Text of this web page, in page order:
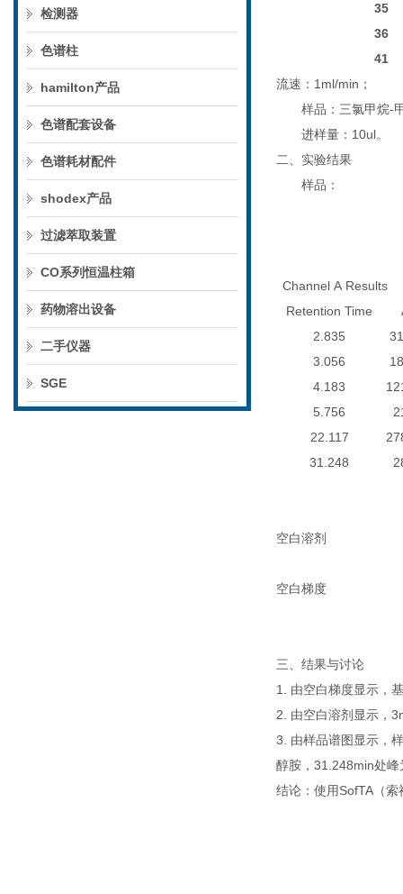
检测器
色谱柱
hamilton产品
色谱配套设备
色谱耗材配件
shodex产品
过滤萃取装置
CO系列恒温柱箱
药物溶出设备
二手仪器
SGE
35
36
41
流速： 1 ml/min；
样品： 三氯甲烷-
进样量： 10ul。
二、实验结果
样品：
Channel A Results
Retention Time
2.835
3.056
4.183
5.756
22.117
31.248
空白溶剂
空白梯度
三、结果与讨论
1. 由空白梯度显示，
2. 由空白溶剂显示，
3. 由样品谱图显示，
醇胺，31.248min处
结论：使用SofTA （索